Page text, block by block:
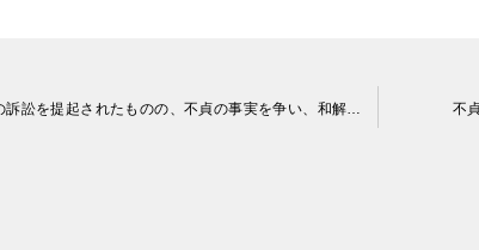
不貞慰謝料請求の訴訟を提起されたものの、不貞の事実を争い、和解にて解決した事例 不